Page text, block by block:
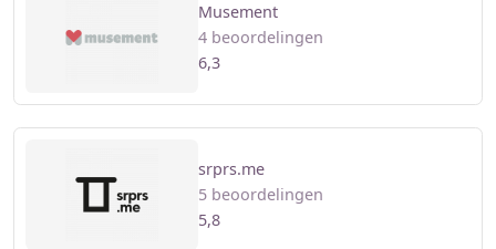
Musement
4 beoordelingen
6,3
srprs.me
5 beoordelingen
5,8